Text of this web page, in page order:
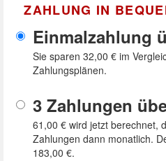
ZAHLUNG IN
Einmalzahlung
Sie sparen 32,00 € im
Zahlungsplänen.
3 Zahlungen
61,00 € wird jetzt berechnet,
Zahlungen dann monatlich.
183,00 €.